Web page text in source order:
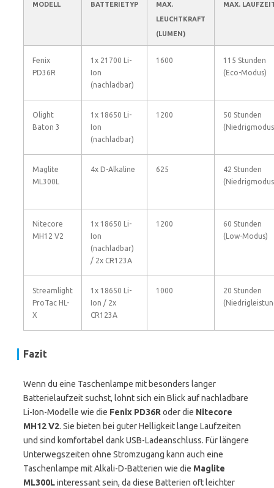
MODELL BATTERIETYP
MAX.
LEUCHTKRAFT
(LUMEN)
MAX.
Fenix
PD36R
1x 21700 Li-
Ion
(nachladbar)
1600
115 Stunden
(Eco-Modus)
Olight
Baton 3
1x 18650 Li-
Ion
(nachladbar)
1200
50 Stunden
Maglite
ML300L
4x D-Alkaline 625
42 Stunden
Nitecore
MH12 V2
1x 18650 Li-
Ion
(nachladbar)
/ 2x CR123A
1200
60 Stunden
(Low-Modus)
Streamlight
ProTac HL-
X
1x 18650 Li-
Ion / 2x
CR123A
1000
20 Stunden
Fazit
Wenn du eine Taschenlampe mit besonders langer
Batterielaufzeit suchst, lohnt sich ein Blick auf nachladbare
Li-Ion-Modelle wie die Fenix PD36R oder die Nitecore
MH12 V2. Sie bieten bei guter Helligkeit lange Laufzeiten
und sind komfortabel dank USB-Ladeanschluss. Für längere
Unterwegszeiten ohne Stromzugang kann auch eine
Taschenlampe mit Alkali-D-Batterien wie die Maglite
ML300Linteressant sein, da diese Batterien oft leichter